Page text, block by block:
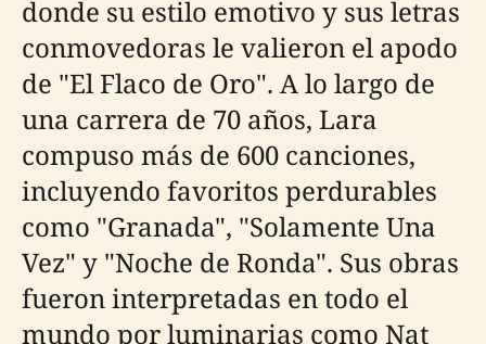
donde su estilo emotivo y sus letras
conmovedoras le valieron el apodo
de "El Flaco de Oro". A lo largo de
una carrera de 70 años, Lara
compuso más de 600 canciones,
incluyendo favoritos perdurables
como "Granada", "Solamente Una
Vez" y "Noche de Ronda". Sus obras
fueron interpretadas en todo el
mundo por luminarias como Nat